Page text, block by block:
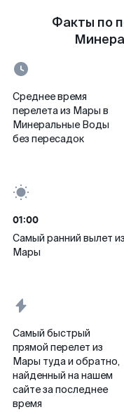
Факты по
Среднее время
перелета из Мары в
Минеральные Воды
без пересадок
01:00
Самый ранний вылет из
Мары
Самый быстрый
прямой перелет из
Мары туда и обратно,
найденный на нашем
сайте за последнее
время